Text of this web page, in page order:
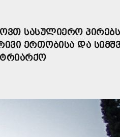
ᲡᲐᲡᲣᲚᲘᲔᲠᲝ
ᲔᲠᲗᲝᲑᲘᲡᲐ ᲓᲐ